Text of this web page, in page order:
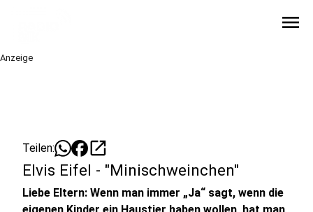
menu
Anzeige
Teilen: open_in_new
Elvis Eifel - "Minischweinchen"
Liebe Eltern: Wenn man immer „Ja“ sagt, wenn die